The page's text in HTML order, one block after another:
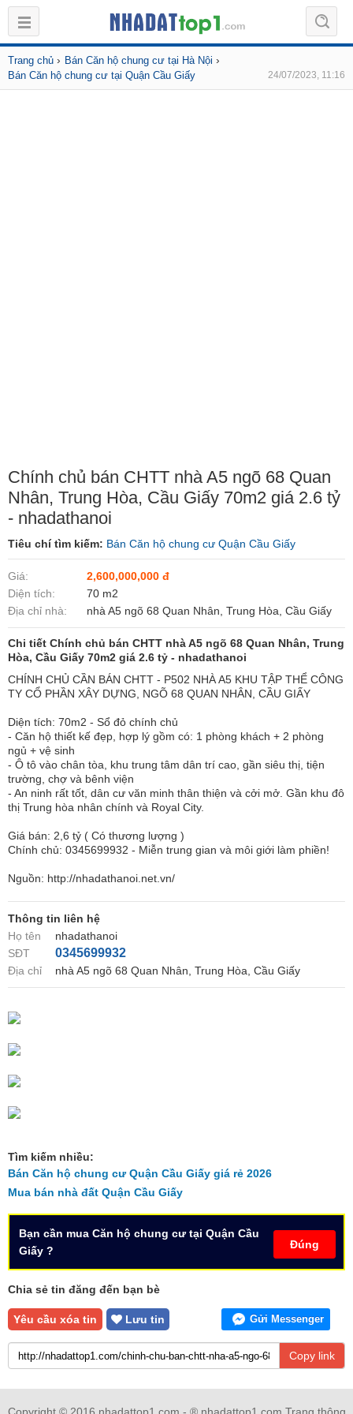
Trang chủ › Bán Căn hộ chung cư tại Hà Nội ›
Bán Căn hộ chung cư tại Quận Cầu Giấy 24/07/2023, 11:16
Chính chủ bán CHTT nhà A5 ngõ 68 Quan
Nhân, Trung Hòa, Cầu Giấy 70m2 giá 2.6 tỷ
- nhadathanoi
Tiêu chí tìm kiếm: Bán Căn hộ chung cư Quận Cầu Giấy
Giá:
2,600,000,000 đ
Diện tích:
70 m2
Địa chỉ nhà:
nhà A5 ngõ 68 Quan Nhân, Trung Hòa, Cầu Giấy
Chi tiết Chính chủ bán CHTT nhà A5 ngõ 68 Quan Nhân, Trung
Hòa, Cầu Giấy 70m2 giá 2.6 tỷ - nhadathanoi
CHÍNH CHỦ CẦN BÁN CHTT - P502 NHÀ A5 KHU TẬP THỂ CÔNG
TY CỔ PHẦN XÂY DỰNG, NGÕ 68 QUAN NHÂN, CẦU GIẤY
Diện tích: 70m2 - Sổ đỏ chính chủ
- Căn hộ thiết kế đẹp, hợp lý gồm có: 1 phòng khách + 2 phòng
ngủ + vệ sinh
- Ô tô vào chân tòa, khu trung tâm dân trí cao, gần siêu thị, tiện
trường, chợ và bênh viện
- An ninh rất tốt, dân cư văn minh thân thiện và cởi mở. Gần khu đô
thị Trung hòa nhân chính và Royal City.
Giá bán: 2,6 tỷ ( Có thương lượng )
Chính chủ: 0345699932 - Miễn trung gian và môi giới làm phiền!
Nguồn: http://nhadathanoi.net.vn/
Thông tin liên hệ
Họ tên
nhadathanoi
SĐT
0345699932
Địa chỉ nhà A5 ngõ 68 Quan Nhân, Trung Hòa, Cầu Giấy
Tìm kiếm nhiều:
Bán Căn hộ chung cư Quận Cầu Giấy giá rẻ 2026
Mua bán nhà đất Quận Cầu Giấy
Đúng
Bạn cần mua Căn hộ chung cư tại Quận Cầu
Giấy ?
Chia sẻ tin đăng đến bạn bè
Yêu cầu xóa tin Lưu tin Gửi Messenger
Copy link